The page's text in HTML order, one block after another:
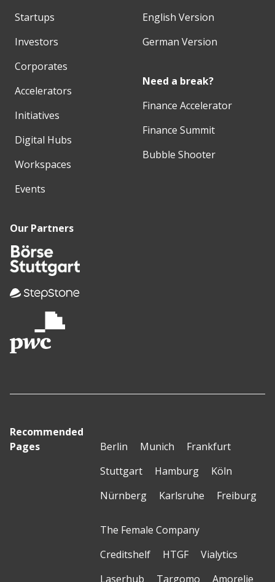
Startups
Investors
Corporates
Accelerators
Initiatives
Digital Hubs
Workspaces
Events
English Version
German Version
Need a break?
Finance Accelerator
Finance Summit
Bubble Shooter
Our Partners
Recommended
Pages
Berlin Munich
Frankfurt
Stuttgart
Hamburg
Köln
Nürnberg
Karlsruhe Freiburg
The Female Company
Creditshelf
HTGF
Vialytics
Laserhub
Targomo Amorelie